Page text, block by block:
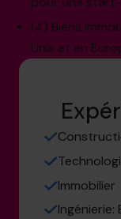
(4) Biens
Unis et en
Immobilier